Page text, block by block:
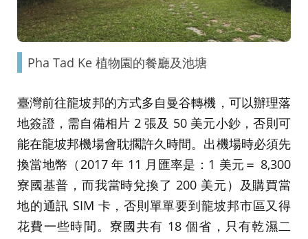
Pha Tad Ke 植物園的餐廳及池塘
臺灣前往龍坡邦的方式多自曼谷轉機，可以辦理落
地簽證，需自備相片 2 張及 50 美元小鈔，否則可
能在龍坡邦機場會耽擱許久時間。出機場時必須先
換當地幣（2017 年 11 月匯率是：1 美元＝ 8,300
寮國基普，而我當時兌換了 200 美元）及購買當
地的通訊 SIM 卡，否則單單要到龍坡邦市區又得
花費一些時間。寮國共有 18 個省，只有乾濕二